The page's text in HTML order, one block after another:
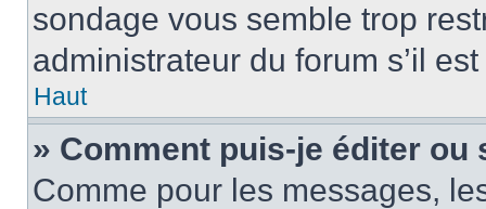
sondage vous semble trop
administrateur du forum s’il
Haut
» Comment puis-je éditer ou
Comme pour les messages,